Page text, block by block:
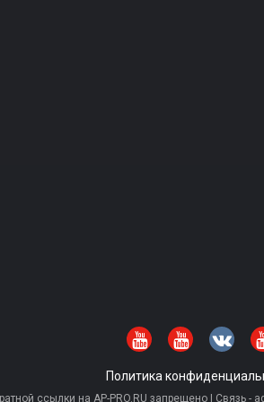
Политика
ссылки на AP-PRO.RU запрещено | Связь -